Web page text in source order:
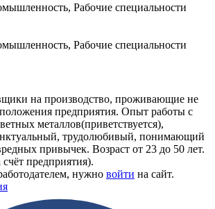
Рабочие специальности
Рабочие специальности
на производство, проживающие не
предприятия. Опыт работы с
металлов(приветствуется),
трудолюбивый, понимающий
привычек. Возраст от 23 до 50 лет.
предприятия).
нужно войти на сайт.